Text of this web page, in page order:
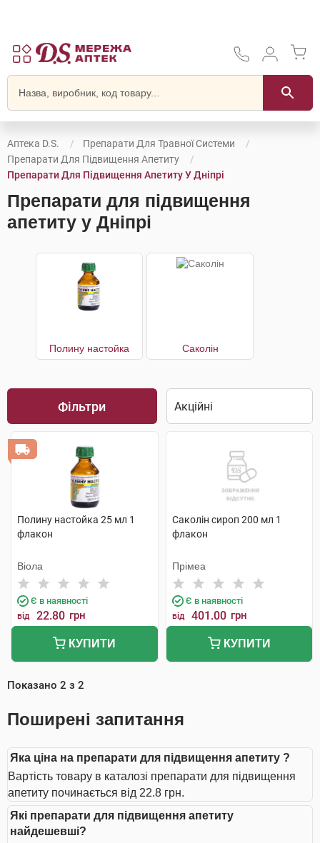
Аптека D.S.
Препарати Для Травної Системи
Препарати Для Підвищення Апетиту
Препарати Для Підвищення Апетиту У Дніпрі
Препарати для підвищення
апетиту у Дніпрі
Полину настойка Саколін
Фільтри
Полину настойка 25 мл 1
флакон
Віола
Є в наявності
від 22.80 грн
КУПИТИ
Саколін сироп 200 мл 1
флакон
Прімеа
Є в наявності
від 401.00 грн
КУПИТИ
Показано 2 з 2
Поширені запитання
Яка ціна на препарати для підвищення апетиту ?
Вартість товару в каталозі препарати для підвищення
апетиту починається від 22.8 грн.
Які препарати для підвищення апетиту
найдешевші?